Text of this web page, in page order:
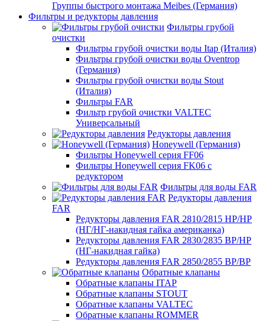
Группы быстрого монтажа Meibes (Германия)
Фильтры и редукторы давления
Фильтры грубой
очистки
Фильтры грубой очистки воды Itap (Италия)
Фильтры грубой очистки воды Oventrop
(Германия)
Фильтры грубой очистки воды Stout
(Италия)
Фильтры FAR
Фильтр грубой очистки VALTEC
Универсальный
Редукторы давления
Honeywell (Германия)
Фильтры Honeywell серия FF06
Фильтры Honeywell серия FK06 с
редуктором
Фильтры для воды FAR
Редукторы давления
FAR
Редукторы давления FAR 2810/2815 НР/НР
(НГ/НГ-накидная гайка американка)
Редукторы давления FAR 2830/2835 ВР/НР
(НГ-накидная гайка)
Редукторы давления FAR 2850/2855 ВР/ВР
Обратные клапаны
Обратные клапаны ITAP
Обратные клапаны STOUT
Обратные клапаны VALTEC
Обратные клапаны ROMMER